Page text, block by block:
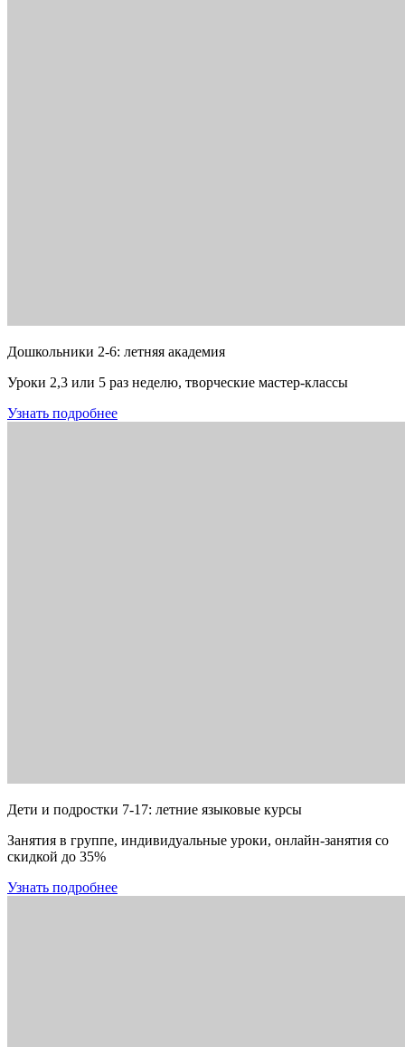
Дошкольники 2-6: летняя академия
Уроки 2,3 или 5 раз неделю, творческие мастер-классы
Узнать подробнее
Дети и подростки 7-17: летние языковые курсы
Занятия в группе, индивидуальные уроки, онлайн-занятия со
скидкой до 35%
Узнать подробнее